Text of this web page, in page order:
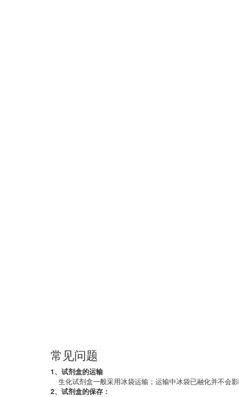
常见问题
1、试剂盒的运输
生化试剂盒一般采用冰袋运输；运输中冰袋已融化并不会影
2、试剂盒的保存：